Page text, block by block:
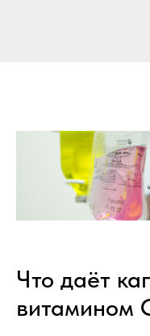
Что даёт
витамином